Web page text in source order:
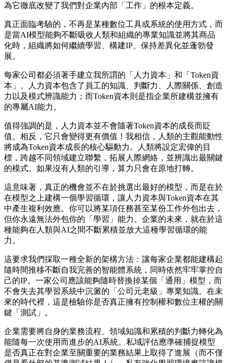
為它徹底改變了我們對企業內部「工作」的根本定義。
真正面臨考驗的，不再是某種數位工具或系統的使用方式，而
是當AI模型能夠不斷吸收人類和組織的專業知識並將其商品
化時，組織將如何繼續學習、構建IP、保持差異化並蓬勃發
展。
每家公司都必須著手建立我所謂的「人力資本」和「Token資
本」。人力資本包含了員工的知識、判斷力、人際關係、創造
力以及模式辨識能力；而Token資本則是指企業所建構並擁有
的專屬AI能力。
值得強調的是，人力資本並不會隨著Token資本的成長而貶
值。相反，它只會變得更有價值！我相信，人類的主觀能動性
將成為Token資本成長的核心驅動力。人類將設定宏偉的目
標，跨越不同領域建立聯繫，拓展人際網絡，並辨識出最關鍵
的模式。如果沒有人類的引導，算力只會在原地打轉。
這意味著，真正的機會並不在於挑選出最好的模型，而是在於
在模型之上建構一個學習循環，讓人力資本與Token資本在其
中產生複利效應。你可以將某項任務甚至某份工作外包出去，
但你永遠無法外包你的「學習」能力。企業的未來，就在於這
種能夠在人類與AI之間不斷累積並放大這種學習循環的能
力。
這要求我們採取一種全新的架構方法：讓每家企業都能建構起
隨時間推移不斷自我完善的智能體系統，同時依然牢牢掌控自
己的IP。一家公司應該能夠隨時替換掉某個「通用」模型，而
不會失去其學習系統中沉澱的「公司元老級」專業知識。在未
來的時代裡，這是檢驗你是否真正擁有控制權和數位主權的關
鍵「測試」。
企業需要將自身的業務流程、領域知識和累積的判斷力轉化為
能隨每一次使用而進步的AI系統。私域評估應準確捕捉模型
是否真正在對企業至關重要的業務結果上取得了進展（而不僅